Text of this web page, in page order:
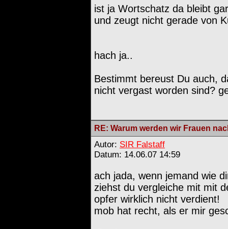
ist ja Wortschatz da bleibt
und zeugt nicht gerade von
hach ja..
Bestimmt bereust Du auch,
nicht vergast worden sind?
RE: Warum werden wir Frauen
Autor: SIR Falstaff
Datum: 14.06.07 14:59
ach jada, wenn jemand wie
ziehst du vergleiche mit mit
opfer wirklich nicht verdient!
mob hat recht, als er mir